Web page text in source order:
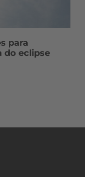
para
do eclipse